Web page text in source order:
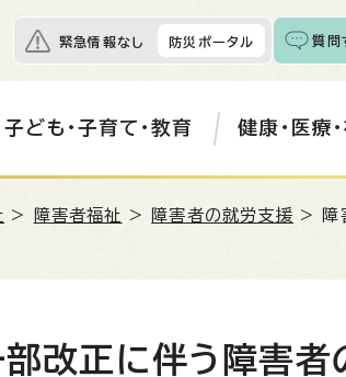
緊急情報なし 防災ポータル 質問
子ども・子育て・教育 健康・医療
> 障害者福祉 > 障害者の就労支援 > 障
改正に伴う障害者